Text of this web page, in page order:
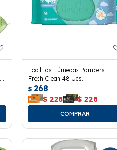
Toallitas Húmedas Pampers
Fresh Clean 48 Uds.
$ 268
$ 228 $ 228